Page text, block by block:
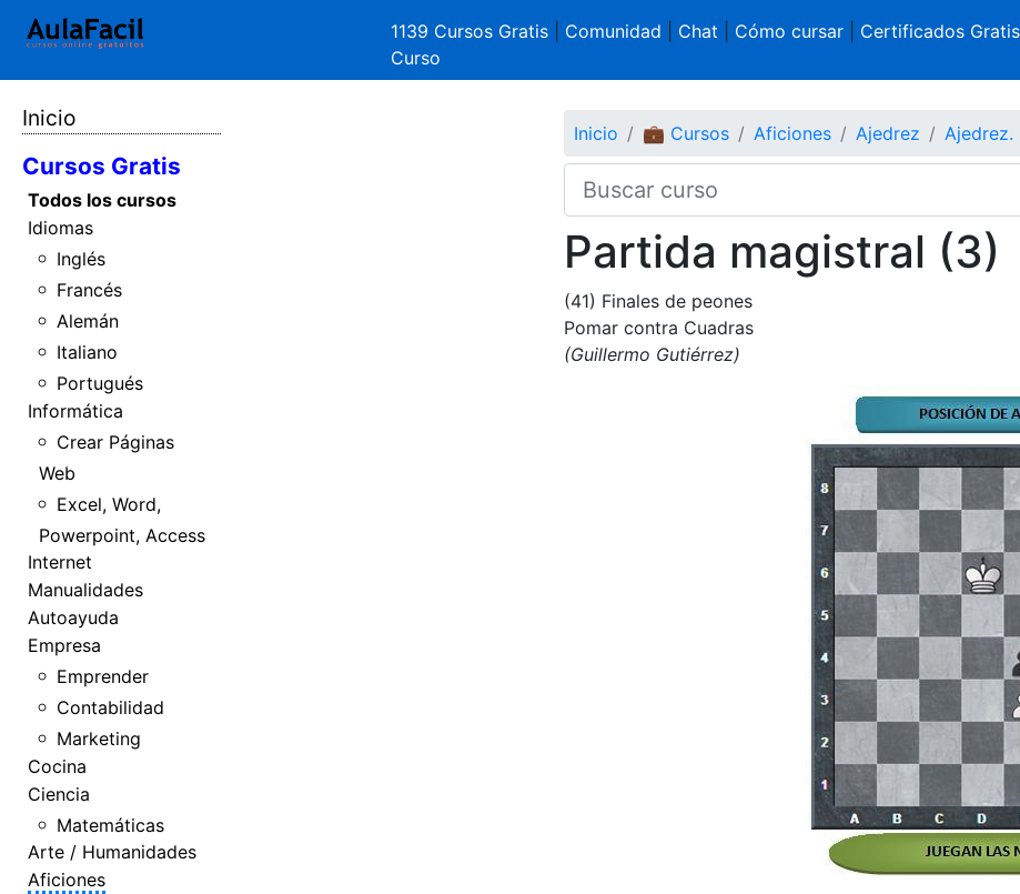
1139 Cursos Gratis Comunidad Chat Cómo cursar| Certificados Gratis
Curso
Inicio
Cursos Gratis
Todos los cursos
Idiomas
Inglés
Francés
Alemán
Italiano
Portugués
Informática
Crear Páginas
Web
Excel, Word,
Powerpoint, Access
Internet
Manualidades
Autoayuda
Empresa
Emprender
Contabilidad
Marketing
Cocina
Ciencia
Matemáticas
Arte / Humanidades
Aficiones
Inicio 💼 Cursos Aficiones Ajedrez Ajedrez.
Partida magistral (3)
(41) Finales de peones
Pomar contra Cuadras
(Guillermo Gutiérrez)